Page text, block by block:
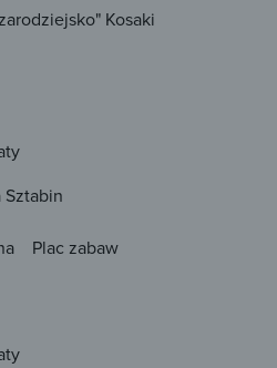
Kosaki
Plac zabaw